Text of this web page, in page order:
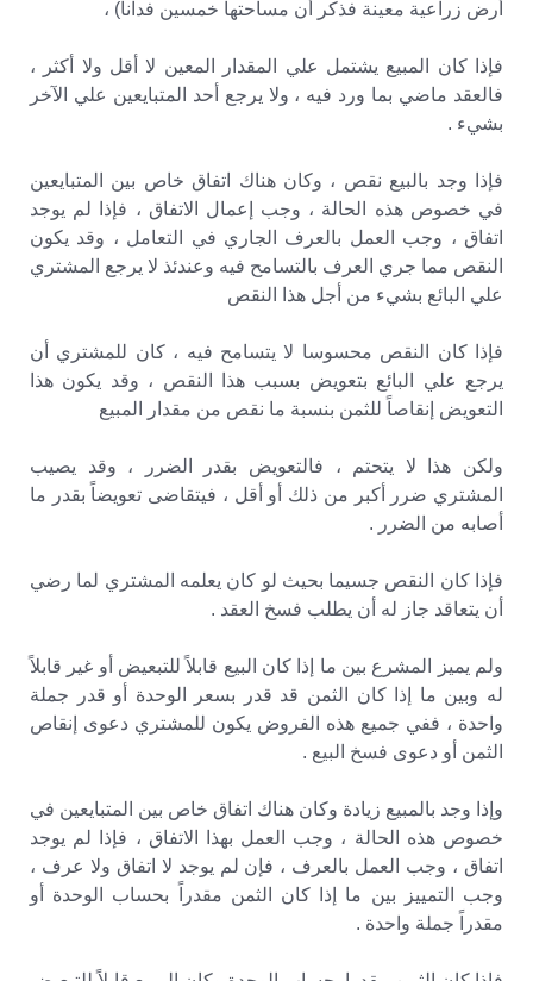
أرض زراعية معينة فذكر أن مساحتها خمسين فدانا) ،
فإذا كان المبيع يشتمل علي المقدار المعين لا أقل ولا أكثر ،
فالعقد ماضي بما ورد فيه ، ولا يرجع أحد المتبايعين علي الآخر
بشيء .
فإذا وجد بالبيع نقص ، وكان هناك اتفاق خاص بين المتبايعين
في خصوص هذه الحالة ، وجب إعمال الاتفاق ، فإذا لم يوجد
اتفاق ، وجب العمل بالعرف الجاري في التعامل ، وقد يكون
النقص مما جري العرف بالتسامح فيه وعندئذ لا يرجع المشتري
علي البائع بشيء من أجل هذا النقص
فإذا كان النقص محسوسا لا يتسامح فيه ، كان للمشتري أن
يرجع علي البائع بتعويض بسبب هذا النقص ، وقد يكون هذا
التعويض إنقاصاً للثمن بنسبة ما نقص من مقدار المبيع
ولكن هذا لا يتحتم ، فالتعويض بقدر الضرر ، وقد يصيب
المشتري ضرر أكبر من ذلك أو أقل ، فيتقاضى تعويضاً بقدر ما
أصابه من الضرر .
فإذا كان النقص جسيما بحيث لو كان يعلمه المشتري لما رضي
أن يتعاقد جاز له أن يطلب فسخ العقد .
ولم يميز المشرع بين ما إذا كان البيع قابلاً للتبعيض أو غير قابلاً
له وبين ما إذا كان الثمن قد قدر بسعر الوحدة أو قدر جملة
واحدة ، ففي جميع هذه الفروض يكون للمشتري دعوى إنقاص
الثمن أو دعوى فسخ البيع .
وإذا وجد بالمبيع زيادة وكان هناك اتفاق خاص بين المتبايعين في
خصوص هذه الحالة ، وجب العمل بهذا الاتفاق ، فإذا لم يوجد
اتفاق ، وجب العمل بالعرف ، فإن لم يوجد لا اتفاق ولا عرف ،
وجب التمييز بين ما إذا كان الثمن مقدراً بحساب الوحدة أو
مقدراً جملة واحدة .